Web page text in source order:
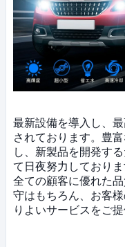
最新設備を導入し、
されております。豊
し、新製品を開発す
て日夜努力しておりま
全ての顧客に優れた
守はもちろん、お客
りよいサービスをご